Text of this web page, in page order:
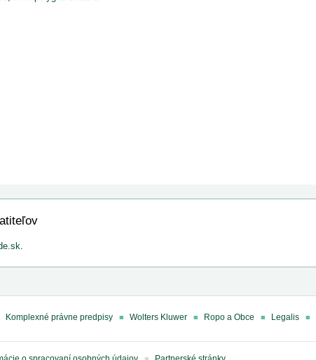
.
Komplexné právne predpisy Wolters Kluwer Ropo a Obce Legalis